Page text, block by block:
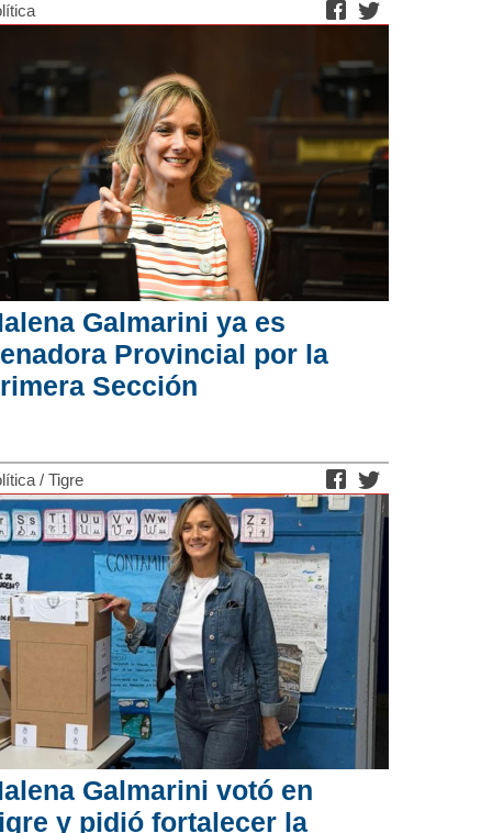
Galmarini ya es
Provincial por la
Sección
/ Tigre
Galmarini votó en
y pidió fortalecer la